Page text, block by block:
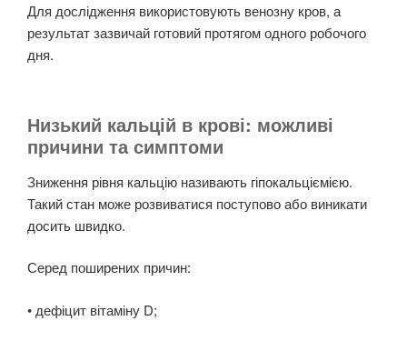
Для дослідження використовують венозну кров, а
результат зазвичай готовий протягом одного робочого
дня.
Низький кальцій в крові: можливі
причини та симптоми
Зниження рівня кальцію називають гіпокальціємією.
Такий стан може розвиватися поступово або виникати
досить швидко.
Серед поширених причин:
• дефіцит вітаміну D;